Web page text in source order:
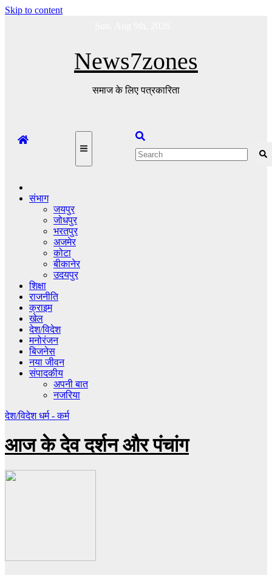
Skip to content
News7zones
समाज के लिए पत्रकारिता
संभाग
जयपुर
जोधपुर
भरतपुर
अजमेर
कोटा
बीकानेर
उदयपुर
शिक्षा
राजनीति
क्राइम
खेल
देश/विदेश
मनोरंजन
बिजनेस
नया जीवन
संपादकीय
अपनी बात
नजरिया
देश/विदेशधर्म - कर्म
आज के देव दर्शन और पंचांग